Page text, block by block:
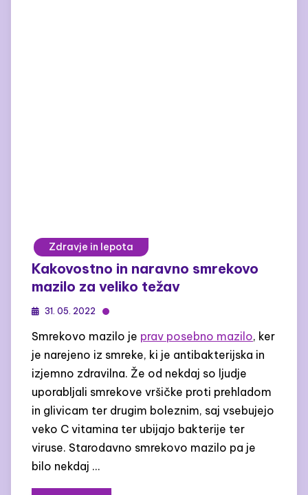
Zdravje in lepota
Kakovostno in naravno smrekovo
mazilo za veliko težav
31. 05. 2022
Smrekovo mazilo je prav posebno mazilo, ker
je narejeno iz smreke, ki je antibakterijska in
izjemno zdravilna. Že od nekdaj so ljudje
uporabljali smrekove vršičke proti prehladom
in glivicam ter drugim boleznim, saj vsebujejo
veko C vitamina ter ubijajo bakterije ter
viruse. Starodavno smrekovo mazilo pa je
bilo nekdaj …